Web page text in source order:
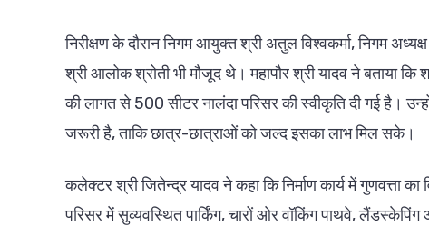
निरीक्षण के दौरान निगम आयुक्त श्री अतुल विश्वकर्मा, निगम
श्री आलोक श्रोती भी मौजूद थे। महापौर श्री यादव ने बताया कि
की लागत से 500 सीटर नालंदा परिसर की स्वीकृति दी गई है।
जरूरी है, ताकि छात्र-छात्राओं को जल्द इसका लाभ मिल सके।
कलेक्टर श्री जितेन्द्र यादव ने कहा कि निर्माण कार्य में गुणवत्ता
परिसर में सुव्यवस्थित पार्किंग, चारों ओर वॉकिंग पाथवे,